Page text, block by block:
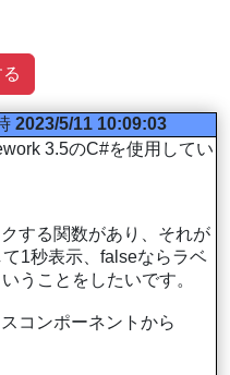
2023/5/11 10:09:03
3.5のC#を使用してい
する関数があり、それが
1秒表示、falseならラベ
うことをしたいです。
コンポーネントから